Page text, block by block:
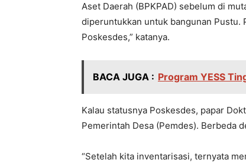
Aset Daerah (BPKPAD) sebelum di
diperuntukkan untuk bangunan Pustu.
Poskesdes,” katanya.
BACA JUGA : Program YESS
Kalau statusnya Poskesdes, papar
Pemerintah Desa (Pemdes). Berbeda
“Setelah kita inventarisasi, ternyata